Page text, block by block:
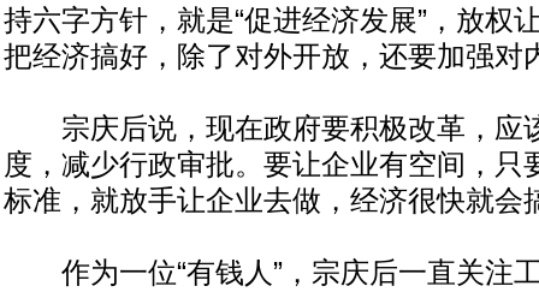
持六字方针，就是“促进经济发展”，放权
把经济搞好，除了对外开放，还要加强对
宗庆后说，现在政府要积极改革，应
度，减少行政审批。要让企业有空间，只
标准，就放手让企业去做，经济很快就会
作为一位“有钱人”，宗庆后一直关注